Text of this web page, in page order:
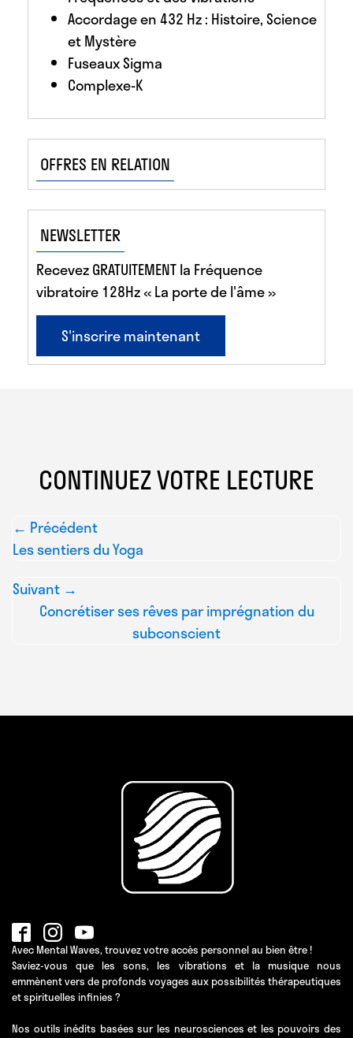
Accordage en 432 Hz : Histoire, Science
et Mystère
Fuseaux Sigma
Complexe-K
OFFRES EN RELATION
NEWSLETTER
Recevez GRATUITEMENT la Fréquence
vibratoire 128Hz « La porte de l'âme »
S'inscrire maintenant
CONTINUEZ VOTRE LECTURE
← Précédent
Les sentiers du Yoga
Suivant →
Concrétiser ses rêves par imprégnation du
subconscient
Avec Mental Waves, trouvez votre accès personnel au bien être !
Saviez-vous que les sons, les vibrations et la musique nous
emmènent vers de profonds voyages aux possibilités thérapeutiques
et spirituelles infinies ?
Nos outils inédits basées sur les neurosciences et les pouvoirs des